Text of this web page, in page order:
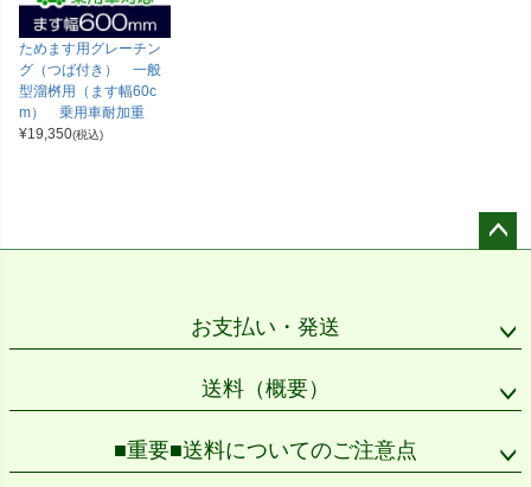
ためます用グレーチン
グ（つば付き） 一般
型溜桝用（ます幅60c
m） 乗用車耐加重
¥19,350(税込)
お支払い・発送
送料（概要）
■重要■送料についてのご注意点